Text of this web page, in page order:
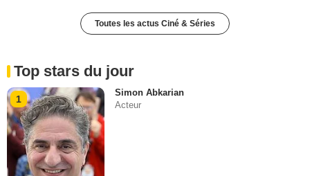
Toutes les actus Ciné & Séries
Top stars du jour
1
Simon Abkarian
Acteur